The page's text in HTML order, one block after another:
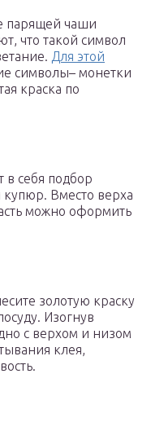
парящей чаши
что такой символ
Для этой
символы– монетки
краска по
в себя подбор
Вместо верха
можно оформить
золотую краску
Изогнув
с верхом и низом
клея,